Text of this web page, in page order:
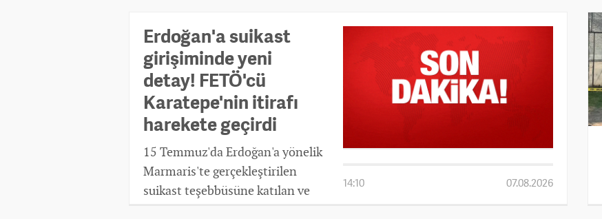
Erdoğan'a suikast
girişiminde yeni
detay! FETÖ'cü
Karatepe'nin itirafı
harekete geçirdi
15 Temmuz'da Erdoğan'a yönelik
Marmaris'te gerçekleştirilen
suikast teşebbüsüne katılan ve
14:10 07.08.2026